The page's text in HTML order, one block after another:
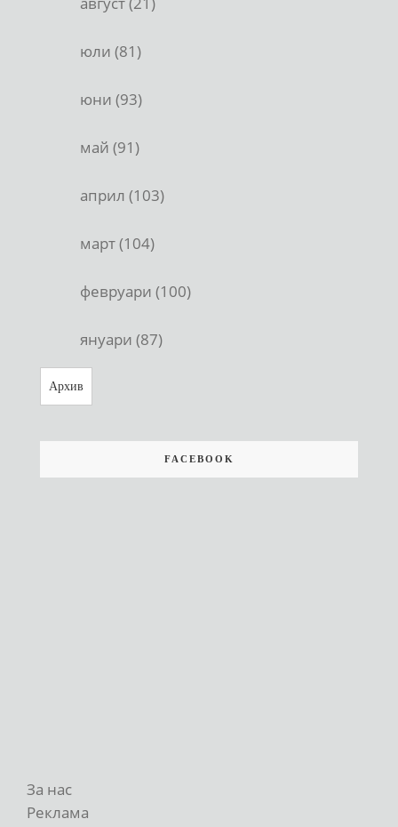
юли (81)
юни (93)
май (91)
април (103)
март (104)
февруари (100)
януари (87)
Архив
FACEBOOK
За нас
Реклама